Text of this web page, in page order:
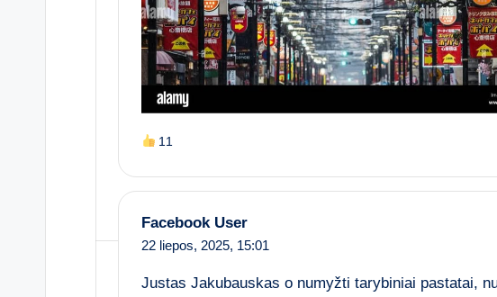
11
Facebook User
22 liepos, 2025, 15:01
Justas Jakubauskas o numyžti tarybiniai pastatai,